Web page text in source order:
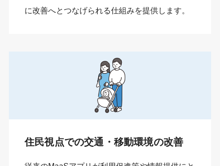
に改善へとつなげられる仕組みを提供します。
住民視点での交通・移動環境の改善